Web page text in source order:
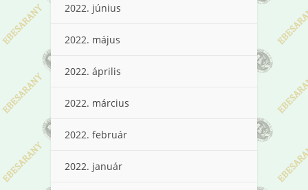
2022. június
2022. május
2022. április
2022. március
2022. február
2022. január